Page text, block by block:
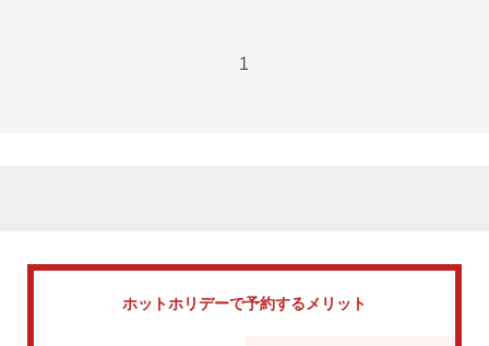
1
ホットホリデーで予約するメリット